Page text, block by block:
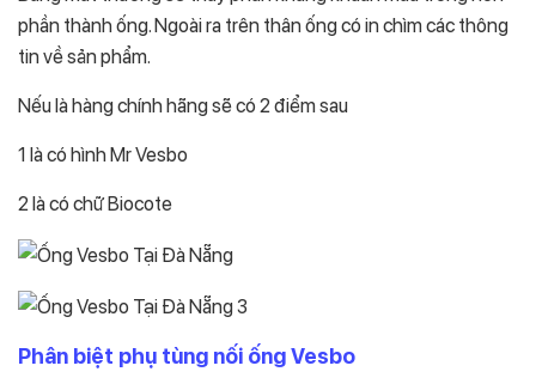
phần thành ống. Ngoài ra trên thân ống có in chìm các thông
tin về sản phẩm.
Nếu là hàng chính hãng sẽ có 2 điểm sau
1 là có hình Mr Vesbo
2 là có chữ Biocote
Phân biệt phụ tùng nối ống Vesbo